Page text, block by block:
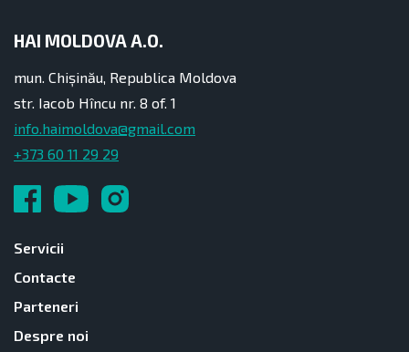
HAI MOLDOVA A.O.
mun. Chișinău, Republica Moldova
str. Iacob Hîncu nr. 8 of. 1
info.haimoldova@gmail.com
+373 60 11 29 29
Servicii
Contacte
Parteneri
Despre noi